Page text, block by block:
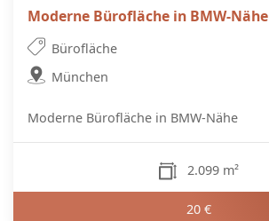
Moderne Bürofläche in BMW-Nähe
Bürofläche
München
Moderne Bürofläche in BMW-Nähe
2.099 m²
20 €